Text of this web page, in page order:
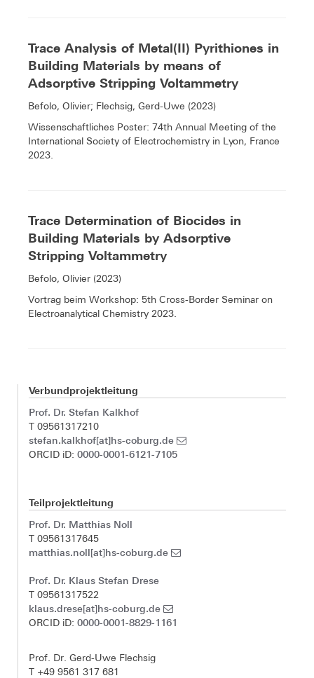
Trace Analysis of Metal(II) Pyrithiones in
Building Materials by means of
Adsorptive Stripping Voltammetry
Befolo, Olivier; Flechsig, Gerd-Uwe (2023)
Wissenschaftliches Poster: 74th Annual Meeting of the
International Society of Electrochemistry in Lyon, France
2023.
Trace Determination of Biocides in
Building Materials by Adsorptive
Stripping Voltammetry
Befolo, Olivier (2023)
Vortrag beim Workshop: 5th Cross-Border Seminar on
Electroanalytical Chemistry 2023.
Verbundprojektleitung
Prof. Dr. Stefan Kalkhof
T 09561317210
stefan.kalkhof[at]hs-coburg.de
ORCID iD: 0000-0001-6121-7105
Teilprojektleitung
Prof. Dr. Matthias Noll
T 09561317645
matthias.noll[at]hs-coburg.de
Prof. Dr. Klaus Stefan Drese
T 09561317522
klaus.drese[at]hs-coburg.de
ORCID iD: 0000-0001-8829-1161
Prof. Dr. Gerd-Uwe Flechsig
T +49 9561 317 681